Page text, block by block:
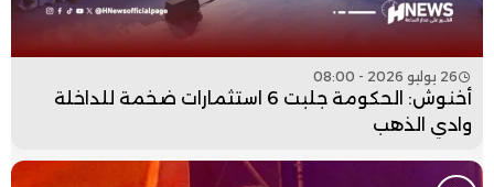
26 يوليو 2026 - 08:00
أخنوش: الحكومة جلبت 6 استثمارات ضخمة للداخلة
وادي الذهب